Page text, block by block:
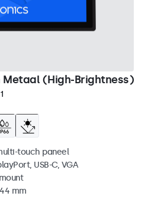
Metaal (High-Brightness)
touch paneel
USB-C, VGA
mm